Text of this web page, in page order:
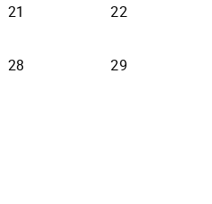
21 22
28 29